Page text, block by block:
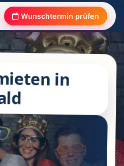
Wunschtermin prüfen
in